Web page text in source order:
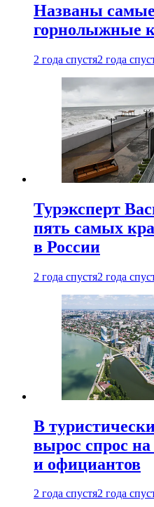
Названы
горнолыжные
2 года спустя2 года
Турэксперт
пять самых
в России
2 года спустя2 года
В
вырос спрос
и официантов
2 года спустя2 года